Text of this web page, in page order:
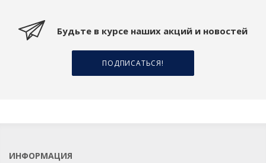
Будьте в курсе наших акций и новостей
ПОДПИСАТЬСЯ!
ИНФОРМАЦИЯ